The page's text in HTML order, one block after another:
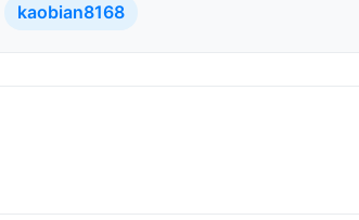
kaobian8168